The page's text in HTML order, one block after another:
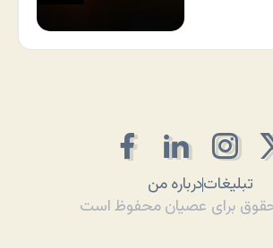
درباره منتبلیغات